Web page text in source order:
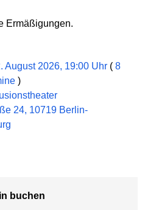
Ermäßigungen.
August 2026, 19:00 Uhr ( 8
)
24, 10719 Berlin-
buchen